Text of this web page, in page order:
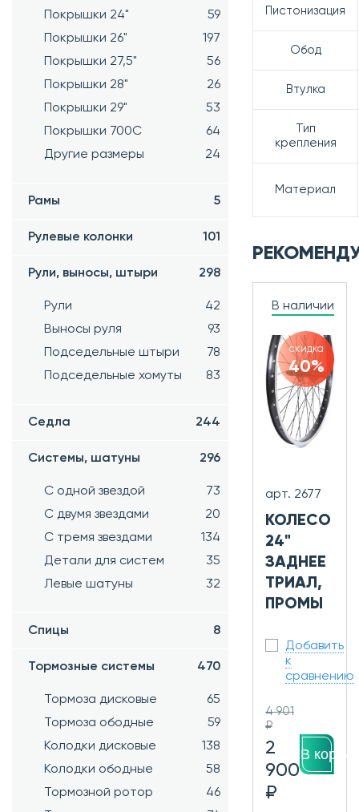
Покрышки 24"
59
Покрышки 26"
197
Покрышки 27,5"
56
Покрышки 28"
26
Покрышки 29"
53
Покрышки 700C
64
Другие размеры
24
Рамы 5
Рулевые колонки 101
Рули, выносы, штыри 298
Рули
42
Выносы руля
93
Подседельные штыри
78
Подседельные хомуты
83
Седла 244
Системы, шатуны 296
С одной звездой
73
С двумя звездами
20
С тремя звездами
134
Детали для систем
35
Левые шатуны
32
Спицы 8
Тормозные системы 470
Тормоза дисковые
65
Тормоза ободные
59
Колодки дисковые
138
Колодки ободные
58
Тормозной ротор
46
Пистонизация
Обод
Втулка
Тип
крепления
Материал
В наличии
скидка
40%
арт. 2677
КОЛЕСО
24"
ЗАДНЕЕ
ТРИАЛ,
ПРОМЫ
Добавить
к
сравнению
4 901
₽
2
900
₽
В